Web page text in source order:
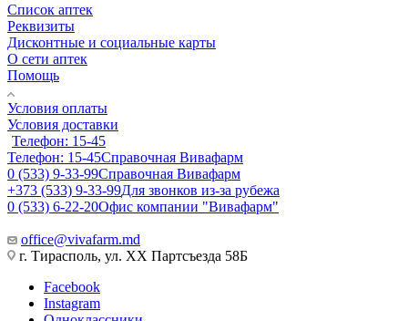
Список аптек
Реквизиты
Дисконтные и социальные карты
О сети аптек
Помощь
Условия оплаты
Условия доставки
Телефон: 15-45
Телефон: 15-45Справочная Вивафарм
0 (533) 9-33-99Справочная Вивафарм
+373 (533) 9-33-99Для звонков из-за рубежа
0 (533) 6-22-20Офис компании "Вивафарм"
office@vivafarm.md
г. Тирасполь, ул. ХХ Партсъезда 58Б
Facebook
Instagram